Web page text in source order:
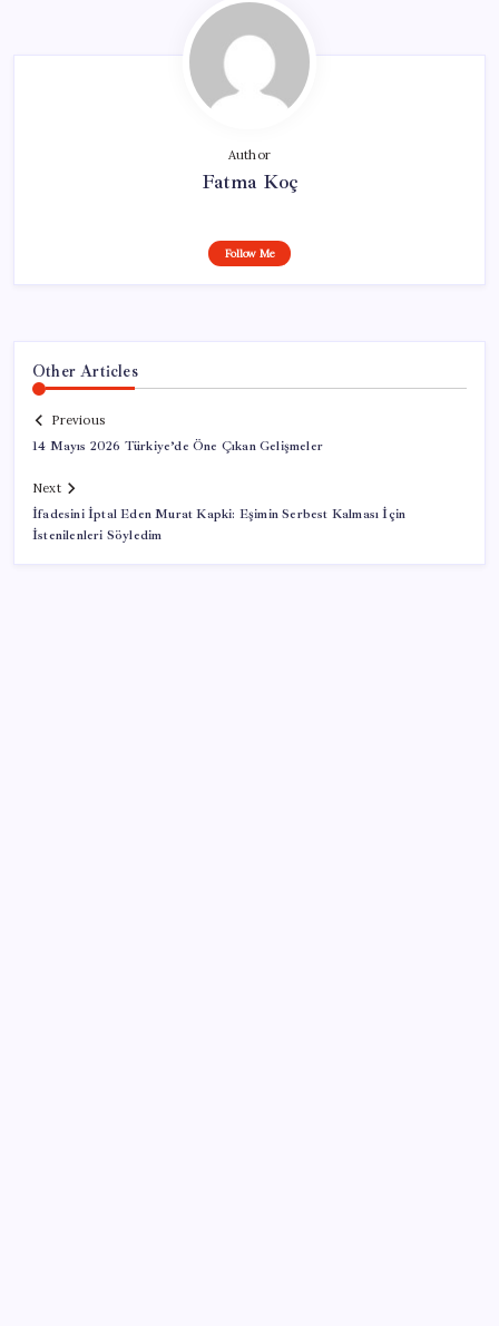
Author
Fatma Koç
Follow Me
Other Articles
Previous
14 Mayıs 2026 Türkiye’de Öne Çıkan Gelişmeler
Next
İfadesini İptal Eden Murat Kapki: Eşimin Serbest Kalması İçin
İstenilenleri Söyledim